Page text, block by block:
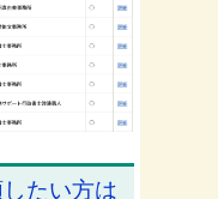
たい方は